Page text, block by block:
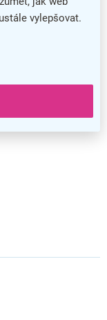
vylepšovat.
A2 s ozdobnými